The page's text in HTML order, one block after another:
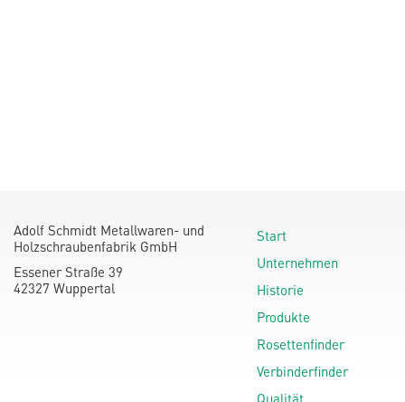
Adolf Schmidt Metallwaren- und
Holzschraubenfabrik GmbH
Essener Straße 39
42327 Wuppertal
Start
Unternehmen
Historie
Produkte
Rosettenfinder
Verbinderfinder